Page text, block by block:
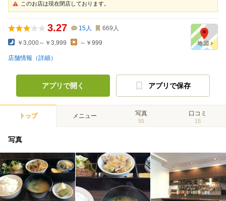
このお店は現在閉店しております。
3.27 15人 669 人
￥3,000～￥3,999 ～￥999
店舗情報（詳細）
アプリで開く アプリで保存
トップ メニュー 写真
55
口コミ
15
写真